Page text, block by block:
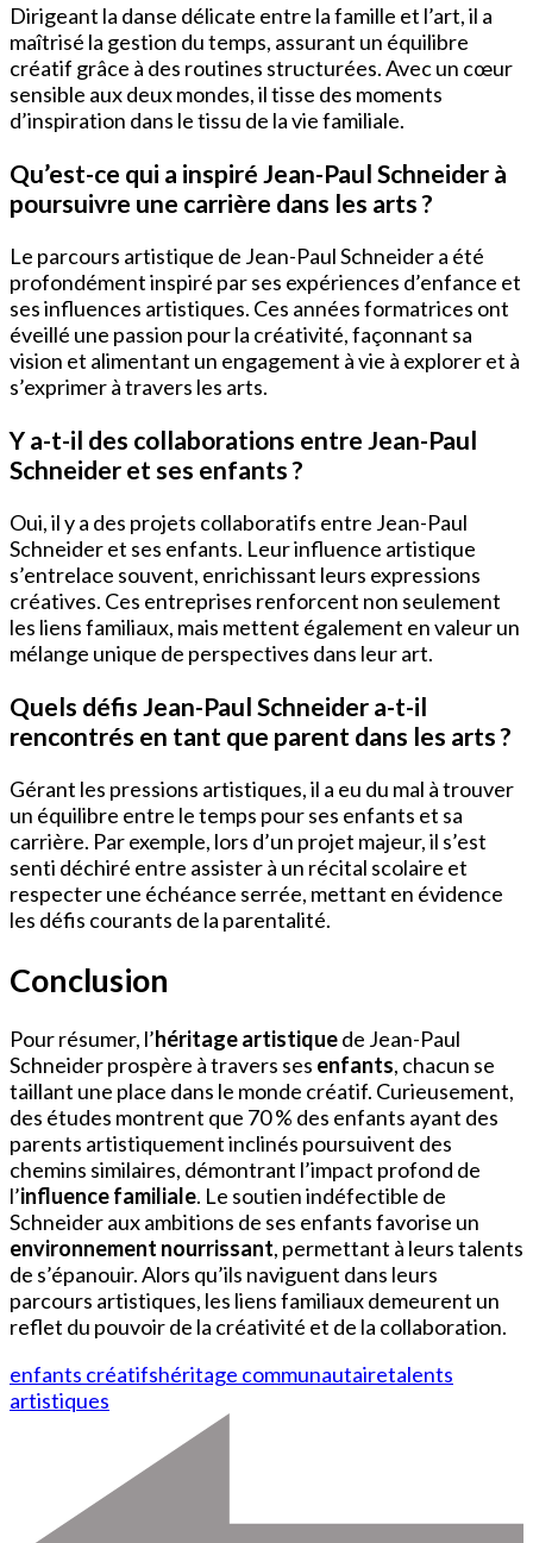
Dirigeant la danse délicate entre la famille et l’art, il a
maîtrisé la gestion du temps, assurant un équilibre
créatif grâce à des routines structurées. Avec un cœur
sensible aux deux mondes, il tisse des moments
d’inspiration dans le tissu de la vie familiale.
Qu’est-ce qui a inspiré Jean-Paul Schneider à
poursuivre une carrière dans les arts ?
Le parcours artistique de Jean-Paul Schneider a été
profondément inspiré par ses expériences d’enfance et
ses influences artistiques. Ces années formatrices ont
éveillé une passion pour la créativité, façonnant sa
vision et alimentant un engagement à vie à explorer et à
s’exprimer à travers les arts.
Y a-t-il des collaborations entre Jean-Paul
Schneider et ses enfants ?
Oui, il y a des projets collaboratifs entre Jean-Paul
Schneider et ses enfants. Leur influence artistique
s’entrelace souvent, enrichissant leurs expressions
créatives. Ces entreprises renforcent non seulement
les liens familiaux, mais mettent également en valeur un
mélange unique de perspectives dans leur art.
Quels défis Jean-Paul Schneider a-t-il
rencontrés en tant que parent dans les arts ?
Gérant les pressions artistiques, il a eu du mal à trouver
un équilibre entre le temps pour ses enfants et sa
carrière. Par exemple, lors d’un projet majeur, il s’est
senti déchiré entre assister à un récital scolaire et
respecter une échéance serrée, mettant en évidence
les défis courants de la parentalité.
Conclusion
Pour résumer, l’héritage artistiquede Jean-Paul
Schneider prospère à travers ses enfants, chacun se
taillant une place dans le monde créatif. Curieusement,
des études montrent que 70 % des enfants ayant des
parents artistiquement inclinés poursuivent des
chemins similaires, démontrant l’impact profond de
l’influence familiale. Le soutien indéfectible de
Schneider aux ambitions de ses enfants favorise un
environnement nourrissant, permettant à leurs talents
de s’épanouir. Alors qu’ils naviguent dans leurs
parcours artistiques, les liens familiaux demeurent un
reflet du pouvoir de la créativité et de la collaboration.
enfants créatifshéritage communautairetalents
artistiques